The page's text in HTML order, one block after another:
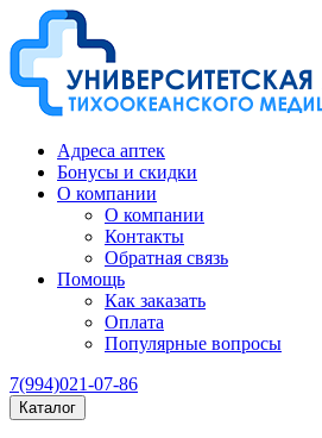
Адреса аптек
Бонусы и скидки
О компании
О компании
Контакты
Обратная связь
Помощь
Как заказать
Оплата
Популярные вопросы
7(994)021-07-86
Каталог